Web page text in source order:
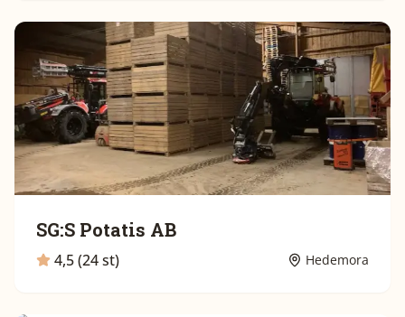
SG:S Potatis AB
4,5 (24 st) Hedemora